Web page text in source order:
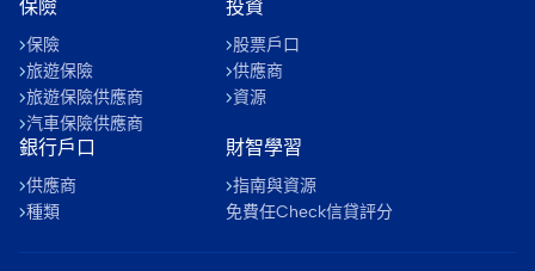
保險
保險
旅遊保險
旅遊保險供應商
汽車保險供應商
投資
股票戶口
供應商
資源
銀行戶口
供應商
種類
財智學習
指南與資源
免費任Check信貸評分